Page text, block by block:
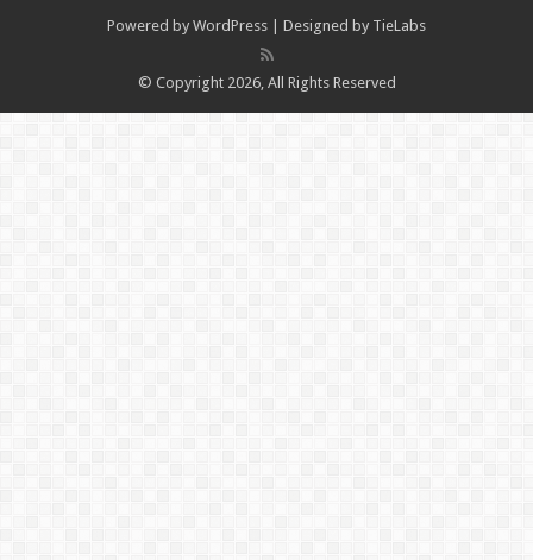
Powered by WordPress | Designed by TieLabs
© Copyright 2026, All Rights Reserved